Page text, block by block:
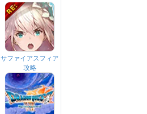
サファイアスフィア
攻略